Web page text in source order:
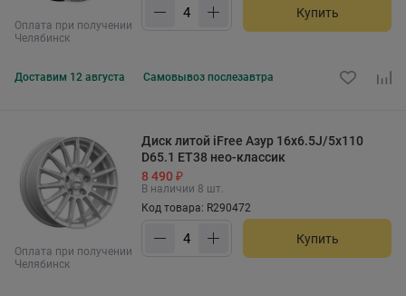
Оплата при получении
Челябинск
Купить
Доставим 12 августа Самовывоз послезавтра
Оплата при получении
Челябинск
Диск литой iFree Азур 16x6.5J/5x110
D65.1 ET38 нео-классик
8 490 ₽
В наличии 8 шт.
Код товара: R290472
Купить